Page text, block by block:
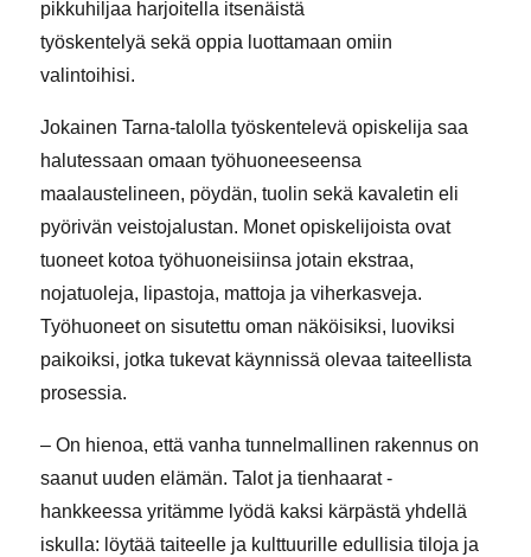
pikkuhiljaa harjoitella itsenäistä
työskentelyä sekä oppia luottamaan omiin
valintoihisi.
Jokainen Tarna-talolla työskentelevä opiskelija saa
halutessaan omaan työhuoneeseensa
maalaustelineen, pöydän, tuolin sekä kavaletin eli
pyörivän veistojalustan. Monet opiskelijoista ovat
tuoneet kotoa työhuoneisiinsa jotain ekstraa,
nojatuoleja, lipastoja, mattoja ja viherkasveja.
Työhuoneet on sisutettu oman näköisiksi, luoviksi
paikoiksi, jotka tukevat käynnissä olevaa taiteellista
prosessia.
– On hienoa, että vanha tunnelmallinen rakennus on
saanut uuden elämän. Talot ja tienhaarat -
hankkeessa yritämme lyödä kaksi kärpästä yhdellä
iskulla: löytää taiteelle ja kulttuurille edullisia tiloja ja